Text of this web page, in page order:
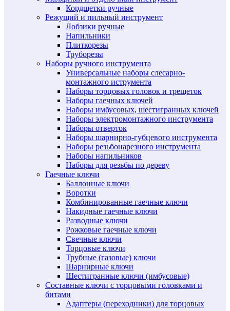
Кордщетки ручные
Режущий и пильный инструмент
Лобзики ручные
Напильники
Плиткорезы
Труборезы
Наборы ручного инструмента
Универсальные наборы слесарно-
монтажного иструмента
Наборы торцовых головок и трещеток
Наборы гаечных ключей
Наборы имбусовых, шестигранных ключей
Наборы электромонтажного инструмента
Наборы отверток
Наборы шарнирно-губцевого инструмента
Наборы резьбонарезного инструмента
Наборы напильников
Наборы для резьбы по дереву
Гаечные ключи
Баллонные ключи
Воротки
Комбинированные гаечные ключи
Накидные гаечные ключи
Разводные ключи
Рожковые гаечные ключи
Свечные ключи
Торцовые ключи
Трубные (газовые) ключи
Шарнирные ключи
Шестигранные ключи (имбусовые)
Составные ключи с торцовыми головками и
битами
Адаптеры (переходники) для торцовых